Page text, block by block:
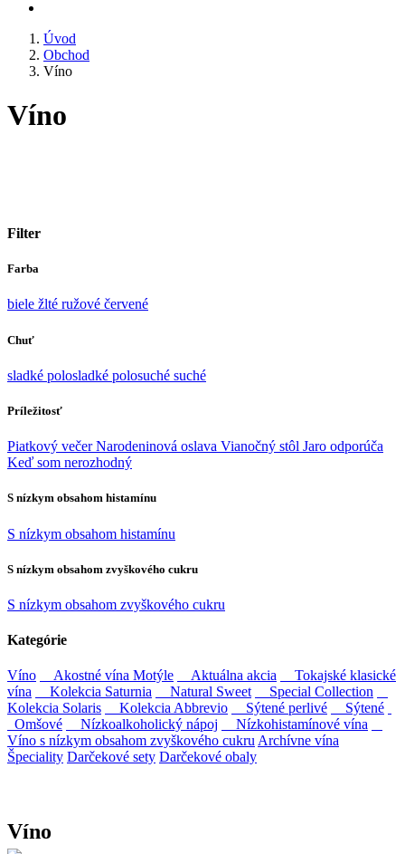
Úvod
Obchod
Víno
Víno
Filter
Farba
biele žlté ružové červené
Chuť
sladké polosladké polosuché suché
Príležitosť
Piatkový večerNarodeninová oslava Vianočný stôl Jaro odporúča
Keď som nerozhodný
S nízkym obsahom histamínu
S nízkym obsahom histamínu
S nízkym obsahom zvyškového cukru
S nízkym obsahom zvyškového cukru
Kategórie
Víno Akostné vína Motýle Aktuálna akcia
Tokajské klasické
vína
Kolekcia Saturnia Natural Sweet
Special Collection
Kolekcia Solaris
Kolekcia Abbrevio Sýtené perlivé
Sýtené
Omšové
Nízkoalkoholický nápoj
Nízkohistamínové vína
Víno s nízkym obsahom zvyškového cukru Archívne vína
Špeciality Darčekové sety Darčekové obaly
Víno